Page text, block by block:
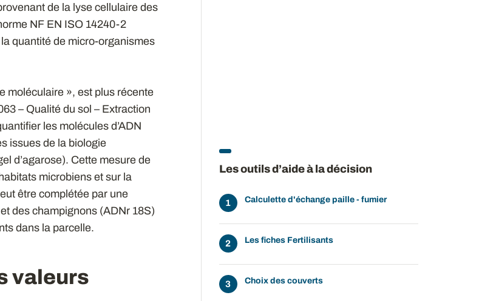
de la lyse cellulaire des
NF EN ISO 14240-2
quantité de micro-organismes
moléculaire », est plus récente
– Qualité du sol – Extraction
les molécules d’ADN
issues de la biologie
d’agarose). Cette mesure de
microbiens et sur la
être complétée par une
des champignons (ADNr 18S)
dans la parcelle.
valeurs
Les outils d’aide à la décision
Calculette d'échange paille - fumier
Les fiches Fertilisants
Choix des couverts